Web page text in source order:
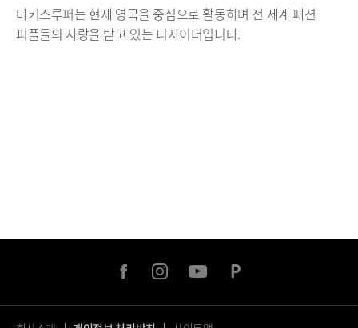
마커스루퍼는 현재 영국을 중심으로 활동하며 전 세계 패션
피플들의 사랑을 받고 있는 디자이너입니다.
facebookinstagramyoutube